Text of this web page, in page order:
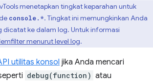
menetapkan tingkat keparahan untuk
console.*. Tingkat ini memungkinkan Anda
dicatat ke dalam log. Untuk informasi
menurut level log.
utilitas konsol jika Anda mencari
debug(function) atau